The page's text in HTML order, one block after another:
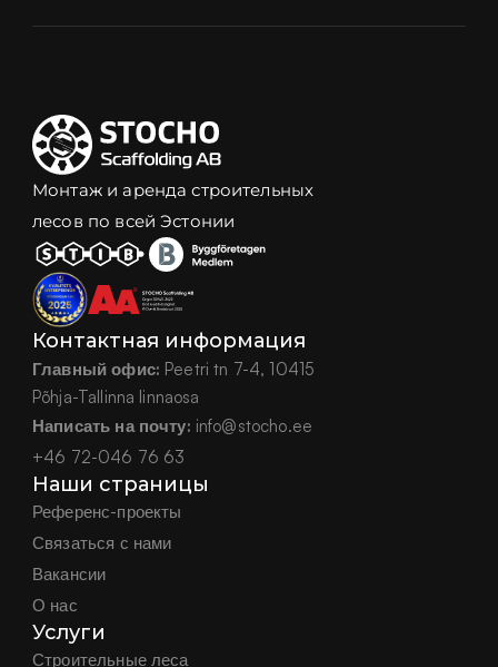
Монтаж и аренда строительных
лесов по всей Эстонии
Контактная информация
Главный офис: Peetri tn 7-4, 10415
Põhja-Tallinna linnaosa
Написать на почту: info@stocho.ee
+46 72-046 76 63
Наши страницы
Референс-проекты
Связаться с нами
Вакансии
О нас
Услуги
Строительные леса